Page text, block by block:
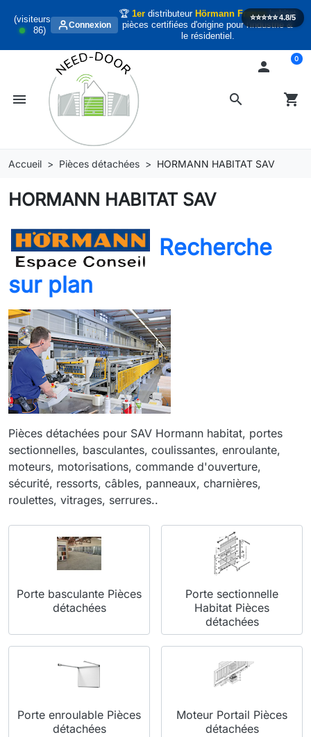
(visiteurs
86)
Connexion
🏆 1erdistributeur Hörmann Francehabitat
pièces certifiées d'origine pour l'industrie &
le résidentiel.
⭐️⭐️⭐️⭐️⭐️4.8/5
search
menu

shopping_cart
0
Accueil Pièces détachées HORMANN HABITAT SAV
HORMANN HABITAT SAV
Recherche
sur plan
Pièces détachées pour SAV Hormann habitat, portes
sectionnelles, basculantes, coulissantes, enroulante,
moteurs, motorisations, commande d'ouverture,
sécurité, ressorts, câbles, panneaux, charnières,
roulettes, vitrages, serrures..
Porte basculante Pièces
détachées
Porte sectionnelle
Habitat Pièces
détachées
Porte enroulable Pièces
détachées
Moteur Portail Pièces
détachées